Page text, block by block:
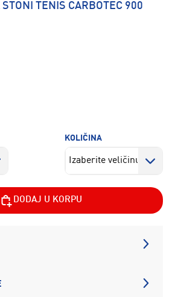
STONI TENIS CARBOTEC 900
KOLIČINA
DODAJ U KORPU